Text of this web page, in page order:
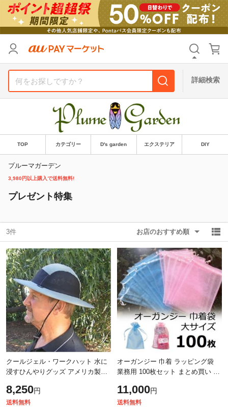
詳細検索
TOP カテゴリー D's garden エクステリア DIY
プルーマガーデン
3,980円以上購入で送料無料!
プレゼント特集
3件 お店のおすすめ順
クールジェル・ワークハット 水に
浸すひんやりグッズ アメリカ製暑
8,250円
送料無料
オーガンジー 巾着 ラッピング袋
業務用 100枚セット まとめ買い 送
11,000円
送料無料
支払い方法
送料無料 タイムセール
Pontaパス特典対象すべて
除外ワード
リセット
支払い方法
送料無料 タイムセール
Pontaパス特典対象すべて
除外ワード